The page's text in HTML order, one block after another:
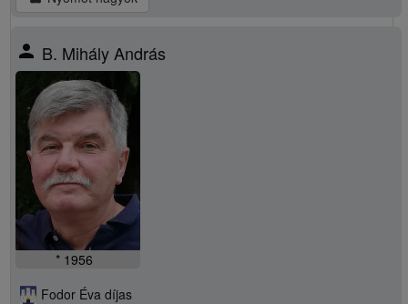
person B. Mihály András
* 1956
Fodor Éva díjas